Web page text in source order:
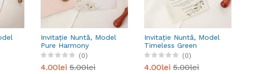
Invitație Nuntă, Model
Pure Harmony
(0)
4.00lei 5.00lei
Invitație Nuntă, Model
Timeless Green
(0)
4.00lei 5.00lei